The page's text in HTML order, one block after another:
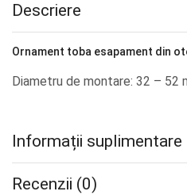
Descriere
Ornament toba esapament din
Diametru de montare: 32 – 52
Informații suplimentare
Recenzii (0)